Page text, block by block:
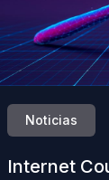
Noticias
Internet